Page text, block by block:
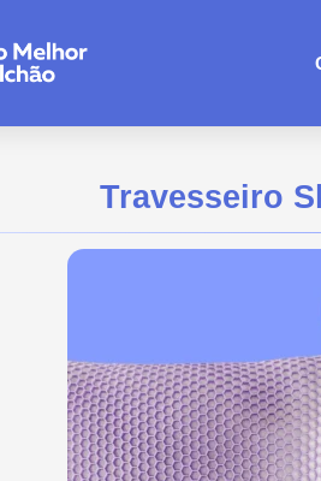
Travesseiro